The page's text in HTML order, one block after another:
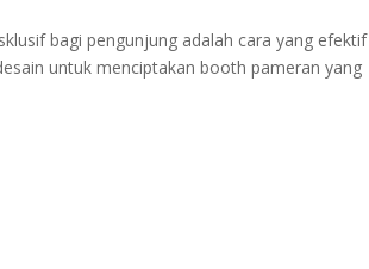
bagi pengunjung adalah cara yang efektif
untuk menciptakan booth pameran yang